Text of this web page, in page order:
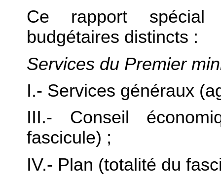
Ce rapport spécial
budgétaires distincts :
Services du Premier
I.- Services généraux
III.- Conseil
fascicule) ;
IV.- Plan (totalité du